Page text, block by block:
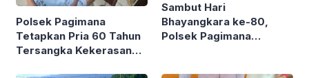
Polsek Pagimana
Tetapkan Pria 60 Tahun
Tersangka Kekerasan
Sambut Hari
Bhayangkara ke-80,
Polsek Pagimana